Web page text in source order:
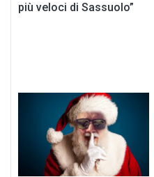
più veloci di Sassuolo”